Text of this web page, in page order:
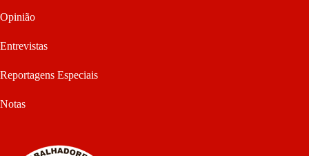
Opinião
Entrevistas
Reportagens Especiais
Notas